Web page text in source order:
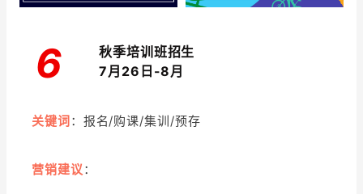
6
秋季培训班招生
7月26日-8月
关键词：报名/购课/集训/预存
营销建议 ：